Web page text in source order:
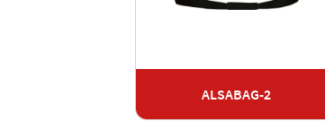
ALSABAG-2